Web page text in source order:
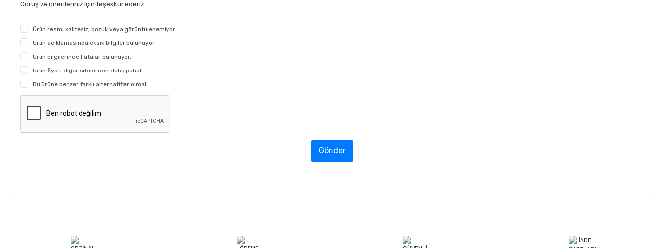
Görüş ve önerileriniz için teşekkür ederiz.
Ürün resmi kalitesiz, bozuk veya görüntülenemiyor.
Ürün açıklamasında eksik bilgiler bulunuyor.
Ürün bilgilerinde hatalar bulunuyor.
Ürün fiyatı diğer sitelerden daha pahalı.
Bu ürüne benzer farklı alternatifler olmalı.
Gönder